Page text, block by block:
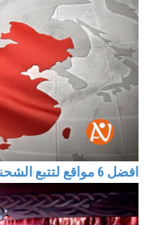
افضل 6 مواقع لتتبع الشحنات و الطرود القادمة من الصين